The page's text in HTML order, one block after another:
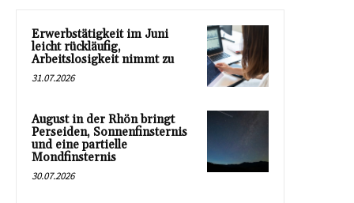
Erwerbstätigkeit im Juni
leicht rückläufig,
Arbeitslosigkeit nimmt zu
31.07.2026
August in der Rhön bringt
Perseiden, Sonnenfinsternis
und eine partielle
Mondfinsternis
30.07.2026